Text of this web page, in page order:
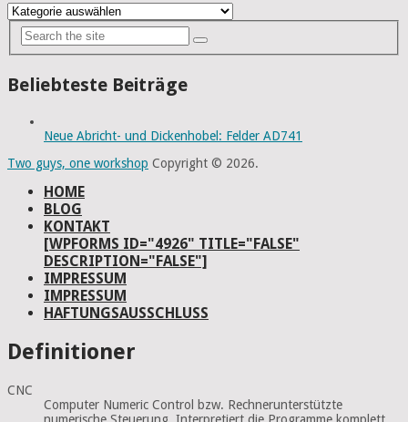
Kategorien
Beliebteste Beiträge
Neue Abricht- und Dickenhobel: Felder AD741
Two guys, one workshop Copyright © 2026.
HOME
BLOG
KONTAKT
[WPFORMS ID="4926" TITLE="FALSE"
DESCRIPTION="FALSE"]
IMPRESSUM
IMPRESSUM
HAFTUNGSAUSSCHLUSS
Definitioner
CNC
Computer Numeric Control bzw. Rechnerunterstützte